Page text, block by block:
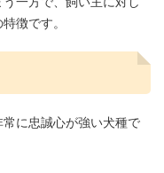
徴です。
に忠誠心が強い犬種で